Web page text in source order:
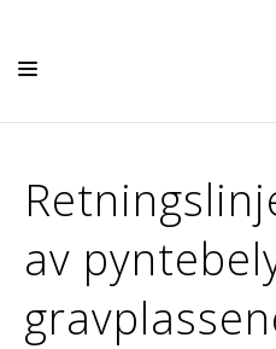
KONFIRMASJON
GRAVFERD
BARN OG UNGE
av